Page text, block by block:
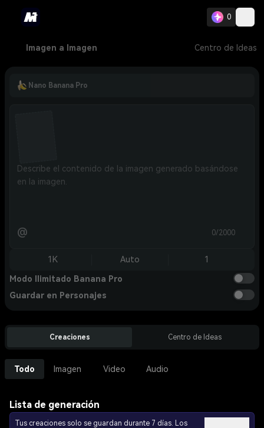
0
Imagen a Imagen Centro de Ideas
Nano Banana Pro
@ 0/2000
1K Auto 1
Modo Ilimitado Banana Pro
Guardar en Personajes
Creaciones Centro de Ideas
Todo Imagen Video Audio
Lista de generación
Tus creaciones solo se guardan durante 7 días. Los